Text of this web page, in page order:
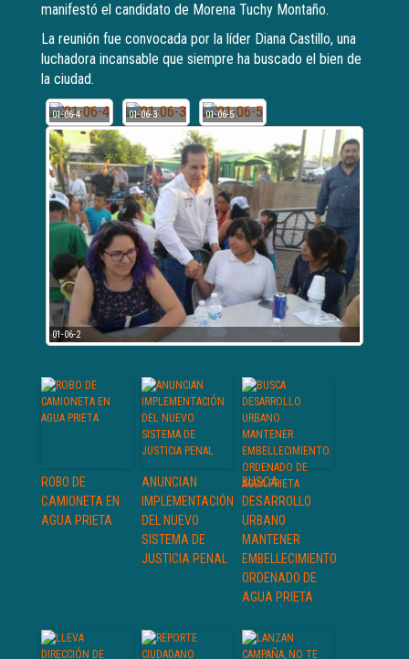
manifestó el candidato de Morena Tuchy Montaño.
La reunión fue convocada por la líder Diana Castillo, una
luchadora incansable que siempre ha buscado el bien de
la ciudad.
01-06-4 01-06-3 01-06-5
01-06-2
ROBO DE
CAMIONETA EN
AGUA PRIETA
ANUNCIAN
IMPLEMENTACIÓN
DEL NUEVO
SISTEMA DE
JUSTICIA PENAL
BUSCA
DESARROLLO
URBANO
MANTENER
EMBELLECIMIENTO
ORDENADO DE
AGUA PRIETA